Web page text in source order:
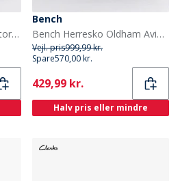
Bench Herre Oldham Aviator Støvler Brier
Bench
Bench Herresko Oldham Aviator Støvler Kastanie
Vejl. pris999,99 kr.
Spare570,00 kr.
Current
429,99 kr.
Halv pris eller mindre